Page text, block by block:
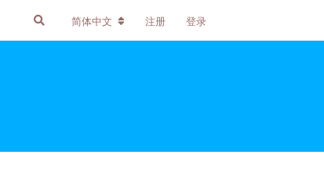
简体中文 注册 登录